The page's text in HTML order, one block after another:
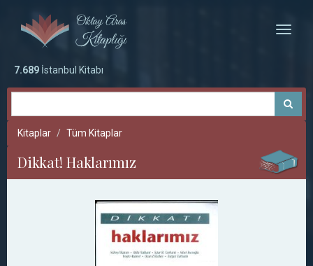
Toggle
7.689 İstanbul Kitabı
Kitaplar Tüm Kitaplar
Dikkat! Haklarımız